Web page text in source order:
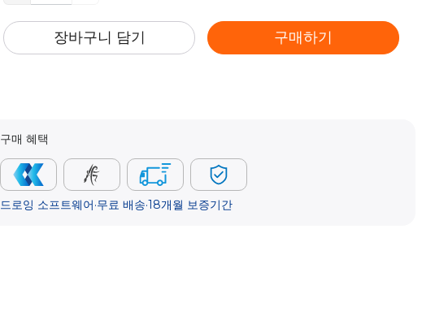
장바구니 담기 구매하기
구매 혜택
드로잉 소프트웨어·무료 배송·18개월 보증기간